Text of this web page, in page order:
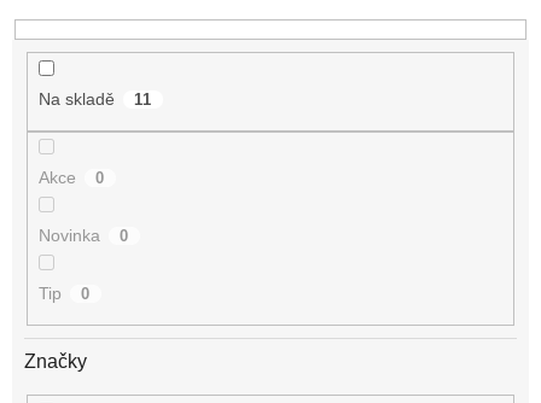
Na skladě 11
Akce 0
Novinka 0
Tip 0
Značky